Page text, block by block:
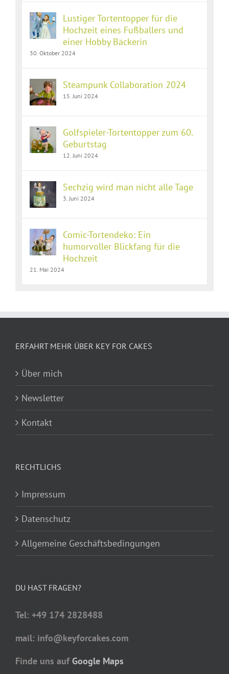
Lustiger Tortentopper für die
Hochzeit eines Fußballers und
einer Hobby Bäckerin
30. Oktober 2024
Steampunk Collaboration 2024
15. Juni 2024
Golfspieler-Tortentopper zum 60.
Geburtstag
12. Juni 2024
Sechzig wird man nicht alle Tage
3. Juni 2024
Comic-Tortendeko: Ein
humorvoller Blickfang für die
Hochzeit
21. Mai 2024
ERFAHRT MEHR ÜBER KEY FOR CAKES
Über mich
Newsletter
Kontakt
RECHTLICHS
Impressum
Datenschutz
Allgemeine Geschäftsbedingungen
DU HAST FRAGEN?
Tel: +49 174 2828488
mail: info@keyforcakes.com
Finde uns auf Google Maps